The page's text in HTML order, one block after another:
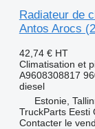
Radiateur de
Antos Arocs
42,74 € HT
Climatisation et
A9608308817
diesel
Estonie,
TruckParts Eesti
Contacter le